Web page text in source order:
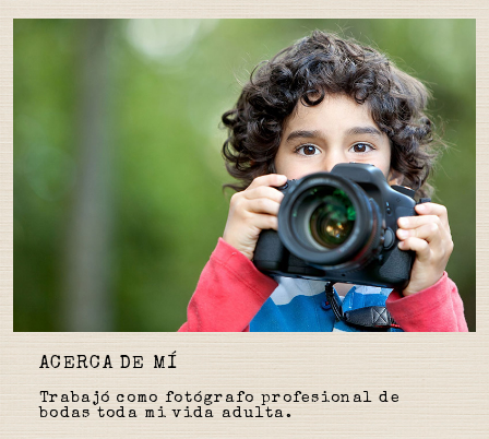
ACERCA DE MÍ
Trabajó como fotógrafo profesional de
bodas toda mi vida adulta.